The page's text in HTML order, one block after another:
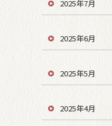
2025年7月
2025年6月
2025年5月
2025年4月